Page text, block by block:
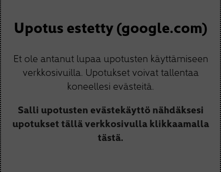
Upotus estetty (google.com)
Et ole antanut lupaa upotusten käyttämiseen
verkkosivuilla. Upotukset voivat tallentaa
koneellesi evästeitä.
Salli upotusten evästekäyttö nähdäksesi
upotukset tällä verkkosivulla klikkaamalla
tästä.